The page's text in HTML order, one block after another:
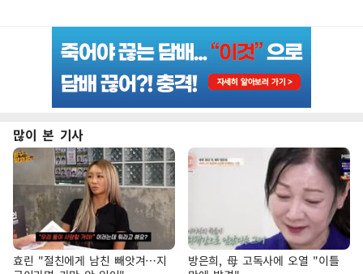
많이 본 기사
효린 "절친에게 남친 빼앗겨…지
방은희, 母 고독사에 오열 "이틀